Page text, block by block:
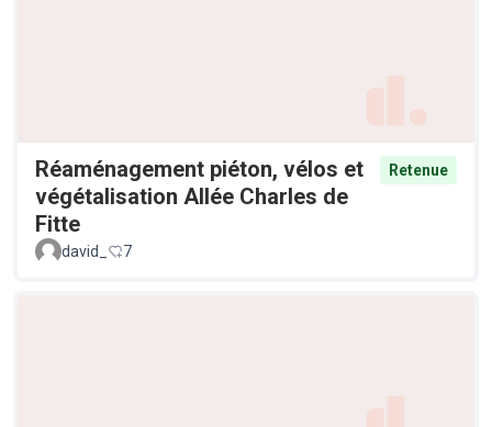
Réaménagement piéton, vélos et
végétalisation Allée Charles de
Fitte
Retenue
david_ 7